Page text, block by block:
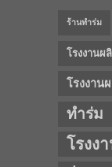
ร้านทำร่ม
โรงงานผ
โรงงาน
ทำร่ม
โรงง